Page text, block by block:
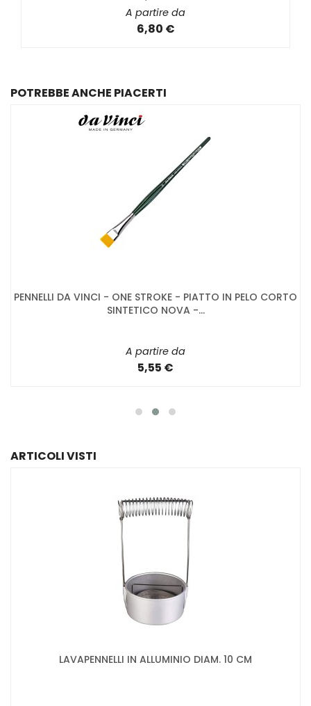
A partire da
6,80 €
POTREBBE ANCHE PIACERTI
PENNELLI DA VINCI - ONE STROKE - PIATTO IN PELO CORTO
SINTETICO NOVA -...
A partire da
5,55 €
ARTICOLI VISTI
LAVAPENNELLI IN ALLUMINIO DIAM. 10 CM